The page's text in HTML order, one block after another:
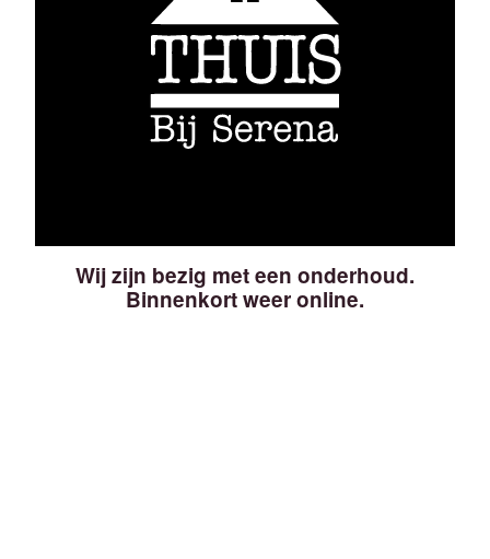
Wij zijn bezig met een onderhoud.
Binnenkort weer online.